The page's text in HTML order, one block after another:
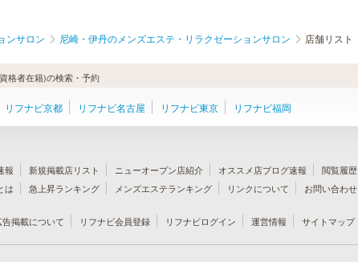
ンサロン 尼崎・伊丹のメンズエステ・リラクゼーションサロン 店舗リスト
格者在籍)の検索・予約
リフナビ京都 リフナビ名古屋 リフナビ東京 リフナビ福岡
報 新規掲載店リスト ニューオープン店紹介 オススメ店ブログ速報 閲覧履歴
は
急上昇ランキング メンズエステランキング リンクについて お問い合わせ
告掲載について リフナビ会員登録 リフナビログイン 運営情報 サイトマップ